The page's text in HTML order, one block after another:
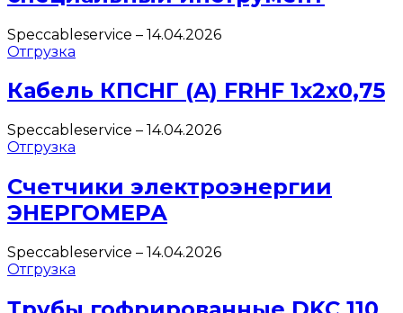
Speccableservice – 14.04.2026
Отгрузка
Кабель КПСНГ (A) FRHF 1х2х0,75
Speccableservice – 14.04.2026
Отгрузка
Счетчики электроэнергии
ЭНЕРГОМЕРА
Speccableservice – 14.04.2026
Отгрузка